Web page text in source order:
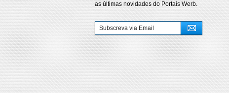
as últimas novidades do Portais Werb.